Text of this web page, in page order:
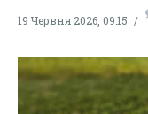
19 Червня 2026, 09:15